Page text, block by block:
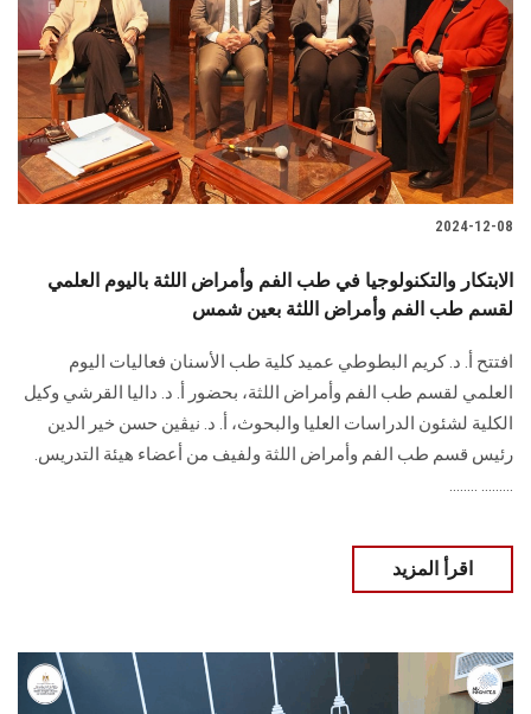
2024-12-08
الابتكار والتكنولوجيا في طب الفم وأمراض اللثة باليوم العلمي
لقسم طب الفم وأمراض اللثة بعين شمس
افتتح أ. د. كريم البطوطي عميد كلية طب الأسنان فعاليات اليوم
العلمي لقسم طب الفم وأمراض ‏اللثة، بحضور أ. د. داليا القرشي وكيل
الكلية لشئون الدراسات العليا والبحوث، أ. د. نيڤين حسن ‏خير الدين
رئيس قسم طب الفم وأمراض اللثة ولفيف من أعضاء هيئة التدريس‎.‎
......... ........
اقرأ المزيد